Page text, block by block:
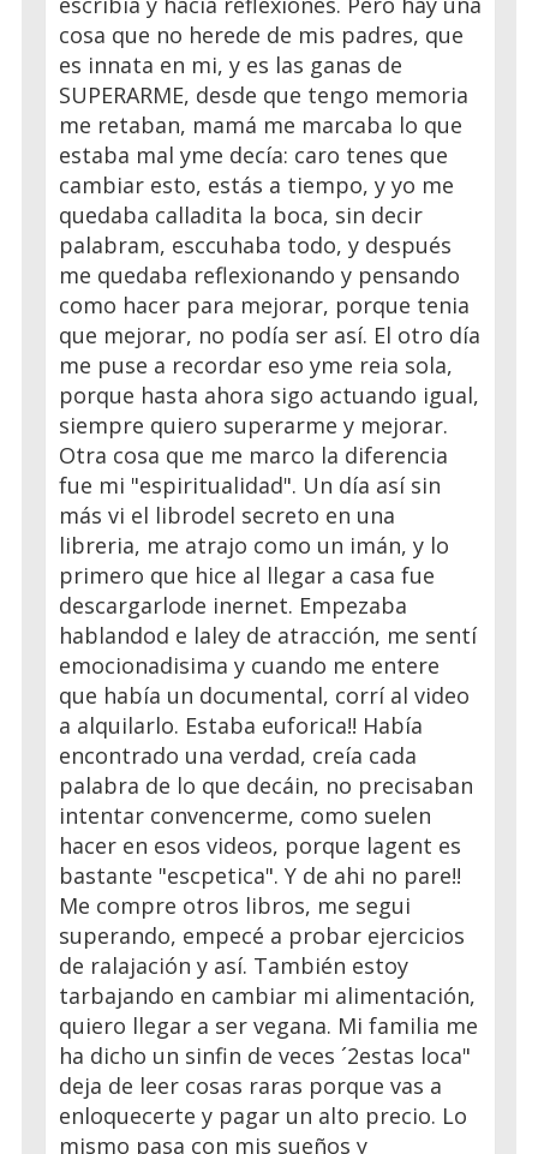
cosa que no herede de mis padres, que
es innata en mi, y es las ganas de
SUPERARME, desde que tengo memoria
me retaban, mamá me marcaba lo que
estaba mal yme decía: caro tenes que
cambiar esto, estás a tiempo, y yo me
quedaba calladita la boca, sin decir
palabram, esccuhaba todo, y después
me quedaba reflexionando y pensando
como hacer para mejorar, porque tenia
que mejorar, no podía ser así. El otro día
me puse a recordar eso yme reia sola,
porque hasta ahora sigo actuando igual,
siempre quiero superarme y mejorar.
Otra cosa que me marco la diferencia
fue mi "espiritualidad". Un día así sin
más vi el librodel secreto en una
libreria, me atrajo como un imán, y lo
primero que hice al llegar a casa fue
descargarlode inernet. Empezaba
hablandod e laley de atracción, me sentí
emocionadisima y cuando me entere
que había un documental, corrí al video
a alquilarlo. Estaba euforica!! Había
encontrado una verdad, creía cada
palabra de lo que decáin, no precisaban
intentar convencerme, como suelen
hacer en esos videos, porque lagent es
bastante "escpetica". Y de ahi no pare!!
Me compre otros libros, me segui
superando, empecé a probar ejercicios
de ralajación y así. También estoy
tarbajando en cambiar mi alimentación,
quiero llegar a ser vegana. Mi familia me
ha dicho un sinfin de veces ´2estas loca"
deja de leer cosas raras porque vas a
enloquecerte y pagar un alto precio. Lo
mismo pasa con mis sueños y